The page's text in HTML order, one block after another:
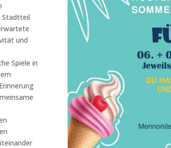
Stadtteil
und
Spiele in